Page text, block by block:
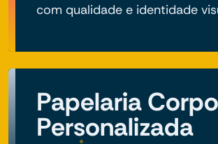
com qualidade e identidade
Papelaria
Personalizada